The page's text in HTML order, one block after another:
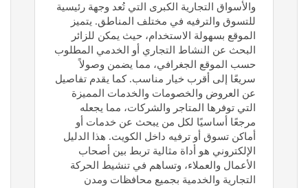
والأسواق التجارية الكبرى التي تُعد وجهة رئيسية
للتسوق والترفيه في مختلف المناطق. يتميز
الموقع بسهولة الاستخدام، حيث يمكن للزائر
البحث عن النشاط التجاري أو الخدمي المطلوب
حسب الموقع الجغرافي، مما يضمن وصولاً
سريعًا إلى أقرب خيار مناسب. كما يقدم تفاصيل
عن العروض والخصومات والخدمات المميزة
التي توفرها المتاجر والشركات، مما يجعله
مرجعًا أساسيًا لكل من يبحث عن خدمات أو
أماكن تسوق أو ترفيه داخل الكويت. هذا الدليل
الإلكتروني هو أداة مثالية تربط بين أصحاب
الأعمال والعملاء، وتساهم في تنشيط الحركة
التجارية والخدمية بجميع محافظات ومدن